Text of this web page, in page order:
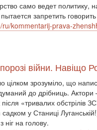
само ведет
запретить
ru/kommentarij-prava-
війни. Навіщо
цілком зрозуміло, що
до дрібниць.
після «тривалих
у Станиці
ніг на голову.